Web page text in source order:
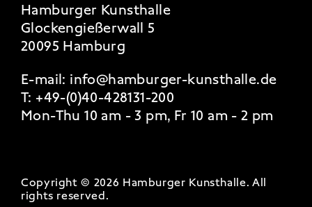
Hamburger Kunsthalle
Glockengießerwall 5
20095 Hamburg
E-mail: info@hamburger-kunsthalle.de
T: +49-(0)40-428131-200
Mon-Thu 10 am - 3 pm, Fr 10 am - 2 pm
Copyright © 2026 Hamburger Kunsthalle. All
rights reserved.